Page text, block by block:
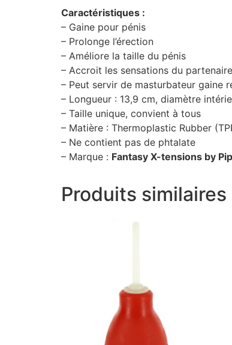
Caractéristiques :
– Gaine pour pénis
– Prolonge l’érection
– Améliore la taille du pénis
– Accroit les sensations du partenaire
– Peut servir de masturbateur gaine
– Longueur : 13,9 cm, diamètre
– Taille unique, convient à tous
– Matière : Thermoplastic Rubber
– Ne contient pas de phtalate
– Marque : Fantasy X-tensions by
Produits similaires